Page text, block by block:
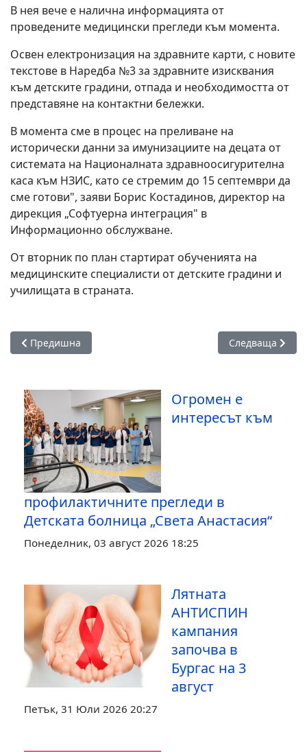
В нея вече е налична информацията от
проведените медицински прегледи към момента.
Освен електронизация на здравните карти, с новите
текстове в Наредба №3 за здравните изисквания
към детските градини, отпада и необходимостта от
представяне на контактни бележки.
В момента сме в процес на преливане на
исторически данни за имунизациите на децата от
системата на Националната здравноосигурителна
каса към НЗИС, като се стремим до 15 септември да
сме готови", заяви Борис Костадинов, директор на
дирекция „Софтуерна интеграция" в
Информационно обслужване.
От вторник по план стартират обученията на
медицинските специалисти от детските градини и
училищата в страната.
Предишна статия: Електронната система за здравните
Предишна Следваща
Следваща
Огромен е
интересът към
профилактичните прегледи в
Детската болница „Света Анастасия“
Понеделник, 03 август 2026 18:25
Лятната
АНТИСПИН
кампания
започва в
Бургас на 3
август
Петък, 31 Юли 2026 20:27